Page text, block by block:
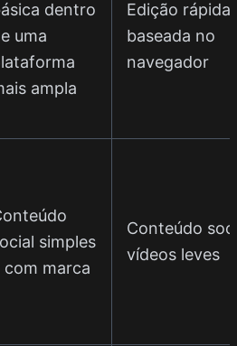
dentro
uma
ampla
Edição rápida
baseada no
navegador
simples
com marca
Conteúdo
vídeos leves